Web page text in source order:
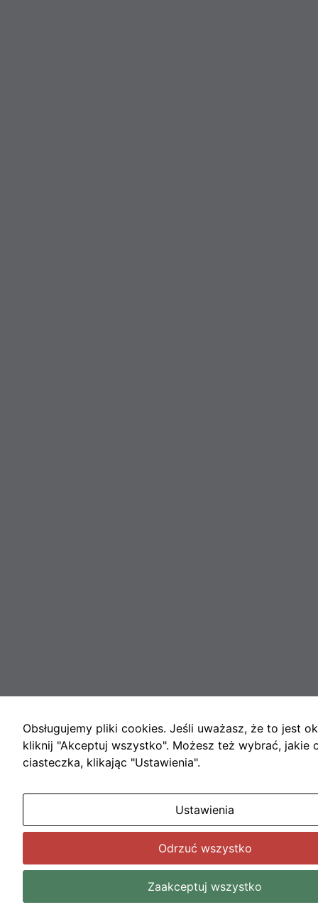
Obsługujemy pliki cookies. Jeśli uważasz, że to jest
kliknij "Akceptuj wszystko". Możesz też wybrać, jakie
ciasteczka, klikając "Ustawienia".
Ustawienia
Odrzuć wszystko
Zaakceptuj wszystko